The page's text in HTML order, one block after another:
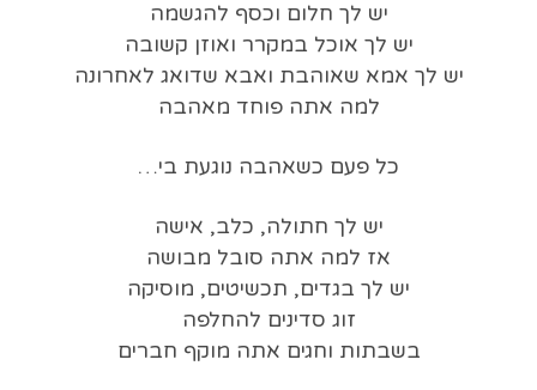
יש לך חלום וכסף להגשמה
יש לך אוכל במקרר ואוזן קשובה
יש לך אמא שאוהבת ואבא שדואג לאחרונה
למה אתה פוחד מאהבה
כל פעם כשאהבה נוגעת בי…
יש לך חתולה, כלב, אישה
אז למה אתה סובל מבושה
יש לך בגדים, תכשיטים, מוסיקה
זוג סדינים להחלפה
בשבתות וחגים אתה מוקף חברים